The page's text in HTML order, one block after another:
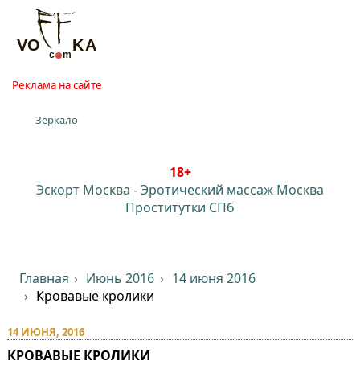
Реклама на сайте
Зеркало
18+
Эскорт Москва -Эротический массаж Москва
Проститутки СПб
Главная Июнь 2016
14 июня 2016
Кровавые кролики
14 ИЮНЯ, 2016
КРОВАВЫЕ КРОЛИКИ